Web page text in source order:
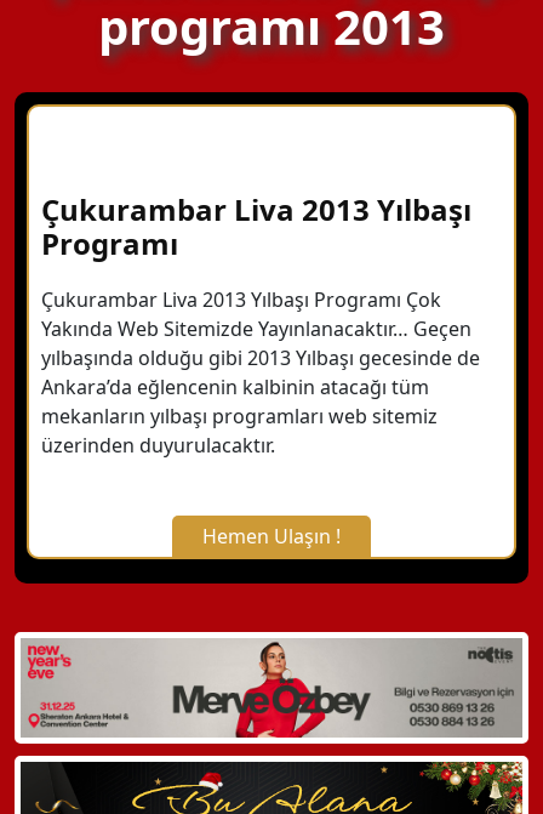
programı 2013
Çukurambar Liva 2013 Yılbaşı
Programı
Çukurambar Liva 2013 Yılbaşı Programı Çok
Yakında Web Sitemizde Yayınlanacaktır… Geçen
yılbaşında olduğu gibi 2013 Yılbaşı gecesinde de
Ankara’da eğlencenin kalbinin atacağı tüm
mekanların yılbaşı programları web sitemiz
üzerinden duyurulacaktır.
Hemen Ulaşın !
X Kapat
WhatsApp ile Bilgi Alın
Hemen Arayın
Detaylı Bilgi Alın